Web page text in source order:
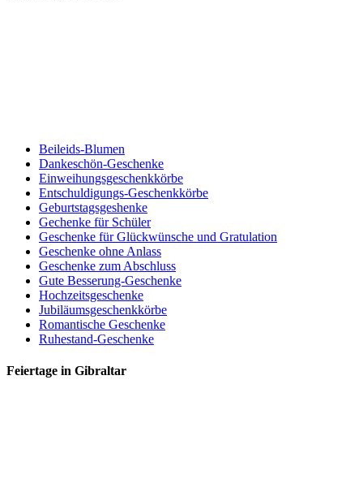
Beileids-Blumen
Dankeschön-Geschenke
Einweihungsgeschenkkörbe
Entschuldigungs-Geschenkkörbe
Geburtstagsgeshenke
Gechenke für Schüler
Geschenke für Glückwünsche und Gratulation
Geschenke ohne Anlass
Geschenke zum Abschluss
Gute Besserung-Geschenke
Hochzeitsgeschenke
Jubiläumsgeschenkkörbe
Romantische Geschenke
Ruhestand-Geschenke
Feiertage in Gibraltar